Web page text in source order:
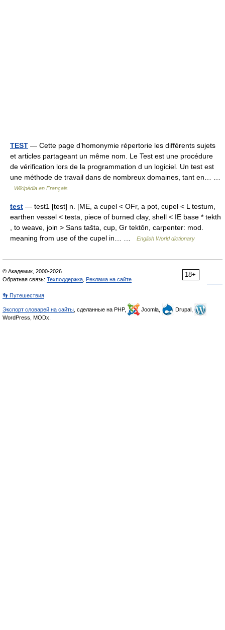
TEST — Cette page d’homonymie répertorie les différents sujets
et articles partageant un même nom. Le Test est une procédure
de vérification lors de la programmation d un logiciel. Un test est
une méthode de travail dans de nombreux domaines, tant en… …
Wikipédia en Français
test — test1 [test] n. [ME, a cupel < OFr, a pot, cupel < L testum,
earthen vessel < testa, piece of burned clay, shell < IE base * tekth
, to weave, join > Sans tašta, cup, Gr tektōn, carpenter: mod.
meaning from use of the cupel in… …
English World dictionary
18+
© Академик, 2000-2026
Обратная связь: Техподдержка Реклама на сайте
👣 Путешествия
Экспорт словарей на сайты , сделанные на PHP, Joomla,
Drupal,
WordPress, MODx.